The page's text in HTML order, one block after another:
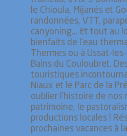
le Chioula, Mijanés et
randonnées, VTT,
canyoning... Et tout au
bienfaits de l'eau
Thermes ou à Ussat-
Bains du Couloubret.
touristiques
Niaux et le Parc de la
oublier l’histoire de nos
patrimoine, le
productions locales !
prochaines vacances à